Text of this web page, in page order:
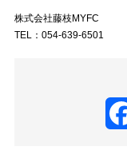
株式会社藤枝MYFC
TEL：054-639-6501